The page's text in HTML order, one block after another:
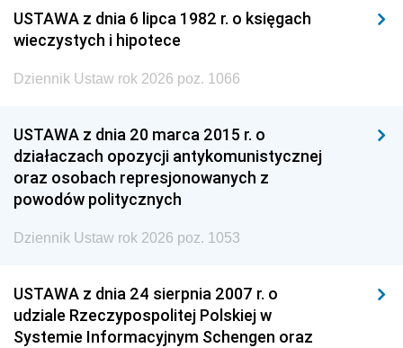
USTAWA z dnia 6 lipca 1982 r. o księgach
wieczystych i hipotece
Dziennik Ustaw rok 2026 poz. 1066
USTAWA z dnia 20 marca 2015 r. o
działaczach opozycji antykomunistycznej
oraz osobach represjonowanych z
powodów politycznych
Dziennik Ustaw rok 2026 poz. 1053
USTAWA z dnia 24 sierpnia 2007 r. o
udziale Rzeczypospolitej Polskiej w
Systemie Informacyjnym Schengen oraz